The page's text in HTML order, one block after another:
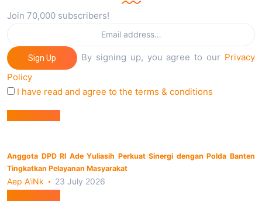
Join 70,000 subscribers!
Sign Up By signing up, you agree to our Privacy
Policy
I have read and agree to the terms & conditions
Berita Utama
Anggota DPD RI Ade Yuliasih Perkuat Sinergi dengan Polda Banten
Tingkatkan Pelayanan Masyarakat
Aep A'iNk 23 July 2026
Berita Utama